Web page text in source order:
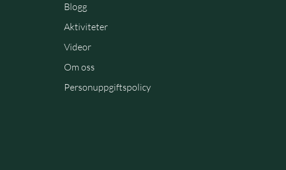
Blogg
Aktiviteter
Videor
Om oss
Personuppgiftspolicy